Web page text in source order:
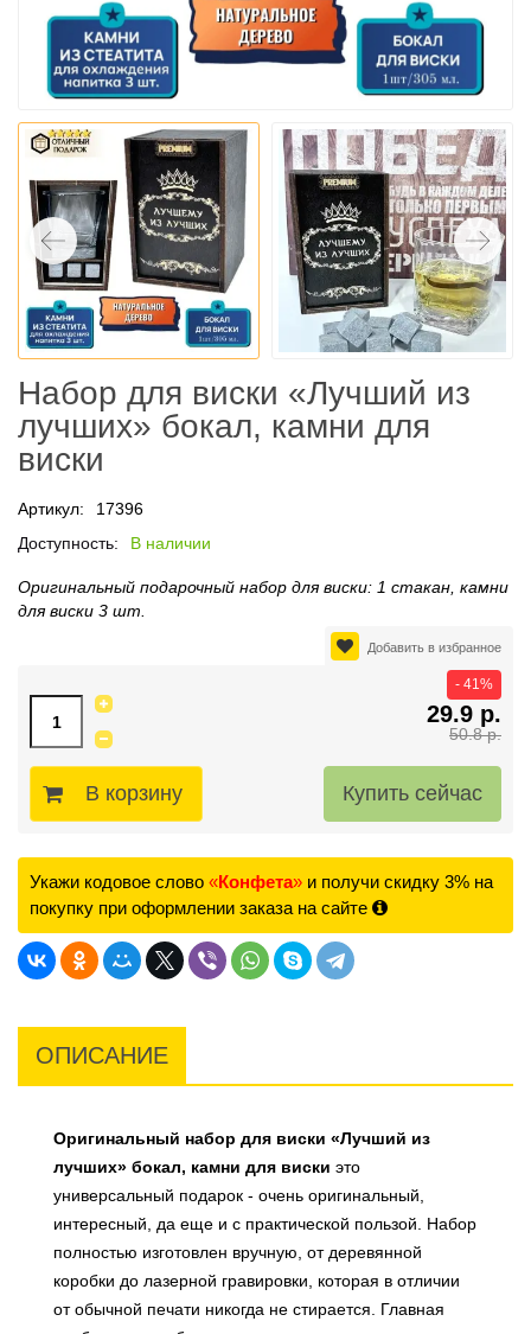
Набор для виски «Лучший из
лучших» бокал, камни для
виски
Артикул:
17396
Доступность:
В наличии
Оригинальный подарочный набор для виски: 1 стакан, камни
для виски 3 шт.
Добавить в избранное
50.8 р.
29.9 р.
- 41%
В корзину
Укажи кодовое слово «Конфета» и получи скидку 3% на
покупку при оформлении заказа на сайте
ОПИСАНИЕ
Оригинальный набор для виски «Лучший из
лучших» бокал, камни для виски это
универсальный подарок - очень оригинальный,
интересный, да еще и с практической пользой. Набор
полностью изготовлен вручную, от деревянной
коробки до лазерной гравировки, которая в отличии
от обычной печати никогда не стирается. Главная